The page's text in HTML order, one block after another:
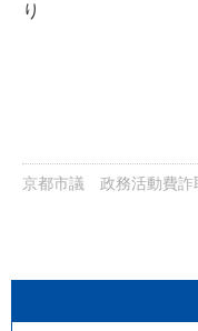
り
京都市議 政務活動費詐